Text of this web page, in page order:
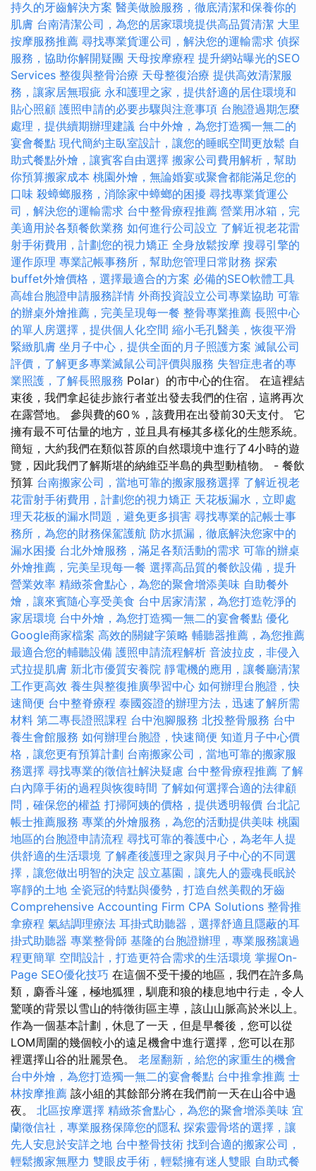
持久的牙齒解決方案 醫美做臉服務，徹底清潔和保養你的
肌膚 台南清潔公司，為您的居家環境提供高品質清潔 大里
按摩服務推薦 尋找專業貨運公司，解決您的運輸需求 偵探
服務，協助你解開疑團 天母按摩療程 提升網站曝光的SEO
Services 整復與整骨治療 天母整復治療 提供高效清潔服
務，讓家居無瑕疵 永和護理之家，提供舒適的居住環境和
貼心照顧 護照申請的必要步驟與注意事項 台胞證過期怎麼
處理，提供續期辦理建議 台中外燴，為您打造獨一無二的
宴會餐點 現代簡約主臥室設計，讓您的睡眠空間更放鬆 自
助式餐點外燴，讓賓客自由選擇 搬家公司費用解析，幫助
你預算搬家成本 桃園外燴，無論婚宴或聚會都能滿足您的
口味 殺蟑螂服務，消除家中蟑螂的困擾 尋找專業貨運公
司，解決您的運輸需求 台中整骨療程推薦 營業用冰箱，完
美適用於各類餐飲業務 如何進行公司設立 了解近視老花雷
射手術費用，計劃您的視力矯正 全身放鬆按摩 搜尋引擎的
運作原理 專業記帳事務所，幫助您管理日常財務 探索
buffet外燴價格，選擇最適合的方案 必備的SEO軟體工具
高雄台胞證申請服務詳情 外商投資設立公司專業協助 可靠
的辦桌外燴推薦，完美呈現每一餐 整骨專業推薦 長照中心
的單人房選擇，提供個人化空間 縮小毛孔醫美，恢復平滑
緊緻肌膚 坐月子中心，提供全面的月子照護方案 滅鼠公司
評價，了解更多專業滅鼠公司評價與服務 失智症患者的專
業照護，了解長照服務 Polar）的市中心的住宿。 在這裡結
束後，我們拿起徒步旅行者並出發去我們的住宿，這將再次
在露營地。 參與費的60％，該費用在出發前30天支付。 它
擁有最不可估量的地方，並且具有極其多樣化的生態系統。
簡短，大約我們在類似苔原的自然環境中進行了4小時的遊
覽，因此我們了解斯堪的納維亞半島的典型動植物。 - 餐飲
預算 台南搬家公司，當地可靠的搬家服務選擇 了解近視老
花雷射手術費用，計劃您的視力矯正 天花板漏水，立即處
理天花板的漏水問題，避免更多損害 尋找專業的記帳士事
務所，為您的財務保駕護航 防水抓漏，徹底解決您家中的
漏水困擾 台北外燴服務，滿足各類活動的需求 可靠的辦桌
外燴推薦，完美呈現每一餐 選擇高品質的餐飲設備，提升
營業效率 精緻茶會點心，為您的聚會增添美味 自助餐外
燴，讓來賓隨心享受美食 台中居家清潔，為您打造乾淨的
家居環境 台中外燴，為您打造獨一無二的宴會餐點 優化
Google商家檔案 高效的關鍵字策略 輔聽器推薦，為您推薦
最適合您的輔聽設備 護照申請流程解析 音波拉皮，非侵入
式拉提肌膚 新北市優質安養院 靜電機的應用，讓餐廳清潔
工作更高效 養生與整復推廣學習中心 如何辦理台胞證，快
速簡便 台中整脊療程 泰國簽證的辦理方法，迅速了解所需
材料 第二專長證照課程 台中泡腳服務 北投整骨服務 台中
養生會館服務 如何辦理台胞證，快速簡便 知道月子中心價
格，讓您更有預算計劃 台南搬家公司，當地可靠的搬家服
務選擇 尋找專業的徵信社解決疑慮 台中整骨療程推薦 了解
白內障手術的過程與恢復時間 了解如何選擇合適的法律顧
問，確保您的權益 打掃阿姨的價格，提供透明報價 台北記
帳士推薦服務 專業的外燴服務，為您的活動提供美味 桃園
地區的台胞證申請流程 尋找可靠的養護中心，為老年人提
供舒適的生活環境 了解產後護理之家與月子中心的不同選
擇，讓您做出明智的決定 設立墓園，讓先人的靈魂長眠於
寧靜的土地 全瓷冠的特點與優勢，打造自然美觀的牙齒
Comprehensive Accounting Firm CPA Solutions 整骨推
拿療程 氣結調理療法 耳掛式助聽器，選擇舒適且隱蔽的耳
掛式助聽器 專業整骨師 基隆的台胞證辦理，專業服務讓過
程更簡單 空間設計，打造更符合需求的生活環境 掌握On-
Page SEO優化技巧 在這個不受干擾的地區，我們在許多鳥
類，麝香斗篷，極地狐狸，馴鹿和狼的棲息地中行走，令人
驚嘆的背景以雪山的特徵街區主導，該山山脈高於米以上。
作為一個基本計劃，休息了一天，但是早餐後，您可以從
LOM周圍的幾個較小的遠足機會中進行選擇，您可以在那
裡選擇山谷的壯麗景色。 老屋翻新，給您的家重生的機會
台中外燴，為您打造獨一無二的宴會餐點 台中推拿推薦 士
林按摩推薦 該小組的其餘部分將在我們前一天在山谷中過
夜。 北區按摩選擇 精緻茶會點心，為您的聚會增添美味 宜
蘭徵信社，專業服務保障您的隱私 探索靈骨塔的選擇，讓
先人安息於安詳之地 台中整骨技術 找到合適的搬家公司，
輕鬆搬家無壓力 雙眼皮手術，輕鬆擁有迷人雙眼 自助式餐